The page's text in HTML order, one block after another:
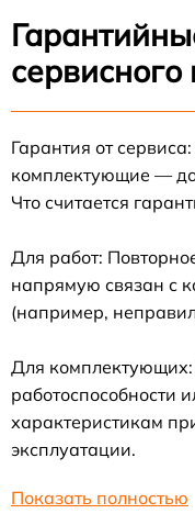
сервисного
Гарантия от
комплектующие —
Что считается
Для работ:
напрямую связан с
(например,
Для комплектующих:
работоспособности
характеристикам
эксплуатации.
Показать полностью